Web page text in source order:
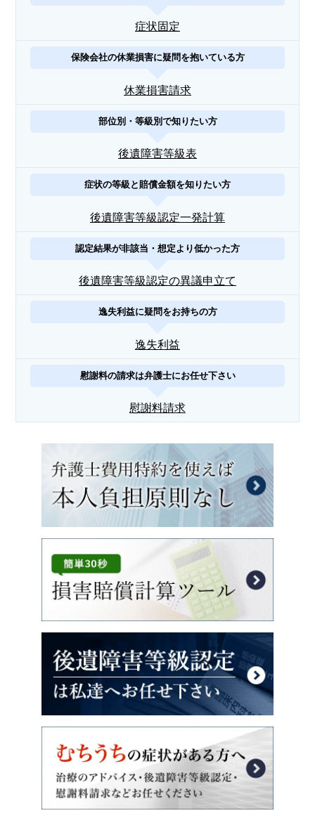
症状固定
保険会社の休業損害に疑問を抱いている方
休業損害請求
部位別・等級別で知りたい方
後遺障害等級表
症状の等級と賠償金額を知りたい方
後遺障害等級認定一発計算
認定結果が非該当・想定より低かった方
後遺障害等級認定の異議申立て
逸失利益に疑問をお持ちの方
逸失利益
慰謝料の請求は弁護士にお任せ下さい
慰謝料請求